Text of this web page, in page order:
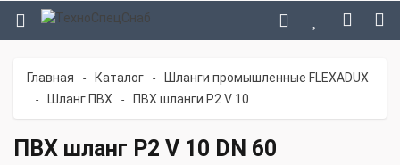
Главная - Каталог - Шланги промышленные FLEXADUX
- Шланг ПВХ - ПВХ шланги P2 V 10
ПВХ шланг P2 V 10 DN 60